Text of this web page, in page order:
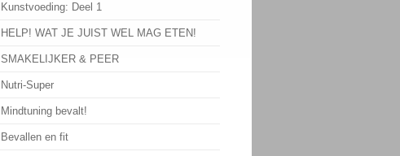
Kunstvoeding: Deel 1
HELP! WAT JE JUIST WEL MAG ETEN!
SMAKELIJKER & PEER
Nutri-Super
Mindtuning bevalt!
Bevallen en fit